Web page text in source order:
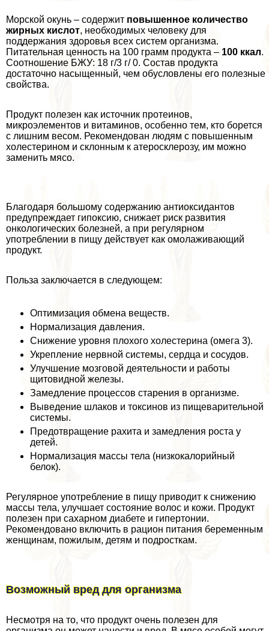
Морской окунь – содержит повышенное количество
жирных кислот, необходимых человеку для
поддержания здоровья всех систем организма.
Питательная ценность на 100 грамм продукта – 100 ккал.
Соотношение БЖУ: 18 г/3 г/ 0. Состав продукта
достаточно насыщенный, чем обусловлены его полезные
свойства.
Продукт полезен как источник протеинов,
микроэлементов и витаминов, особенно тем, кто борется
с лишним весом. Рекомендован людям с повышенным
холестерином и склонным к атеросклерозу, им можно
заменить мясо.
Благодаря большому содержанию антиоксидантов
предупреждает гипоксию, снижает риск развития
oнкoлoгических болезней, а при регулярном
употрeблении в пищу действует как омолаживающий
продукт.
Польза заключается в следующем:
Оптимизация обмена веществ.
Нормализация давления.
Снижение уровня плохого холестерина (омега 3).
Укрепление нервной системы, сердца и сосудов.
Улучшение мозговой деятельности и работы
щитовидной железы.
Замедление процессов старения в организме.
Выведение шлаков и токсинов из пищеварительной
системы.
Предотвращение рахита и замедления роста у
детей.
Нормализация массы тела (низкокалорийный
белок).
Регулярное употрeбление в пищу приводит к снижению
массы тела, улучшает состояние волос и кожи. Продукт
полезен при сахарном диабете и гипертонии.
Рекомендовано включить в рацион питания беременным
женщинам, пожилым, детям и подросткам.
Возможный вред для организма
Несмотря на то, что продукт очень полезен для